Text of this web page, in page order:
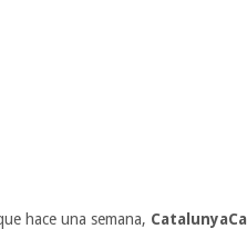
hace una semana,